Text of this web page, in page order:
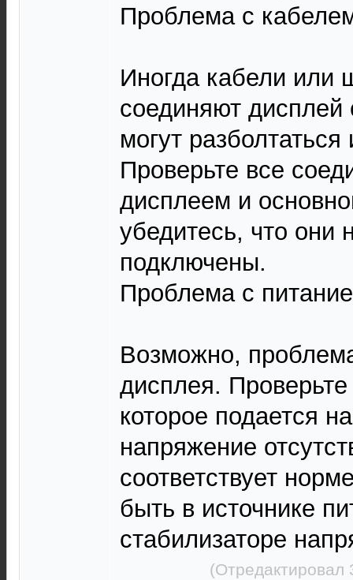
Проблема с
Иногда кабели
соединяют дисплей
могут
Проверьте все
дисплеем и
убедитесь, что они
подключены.
Проблема с
Возможно,
дисплея.
которое подается
напряжение
соответствует
быть в источнике
стабилизаторе